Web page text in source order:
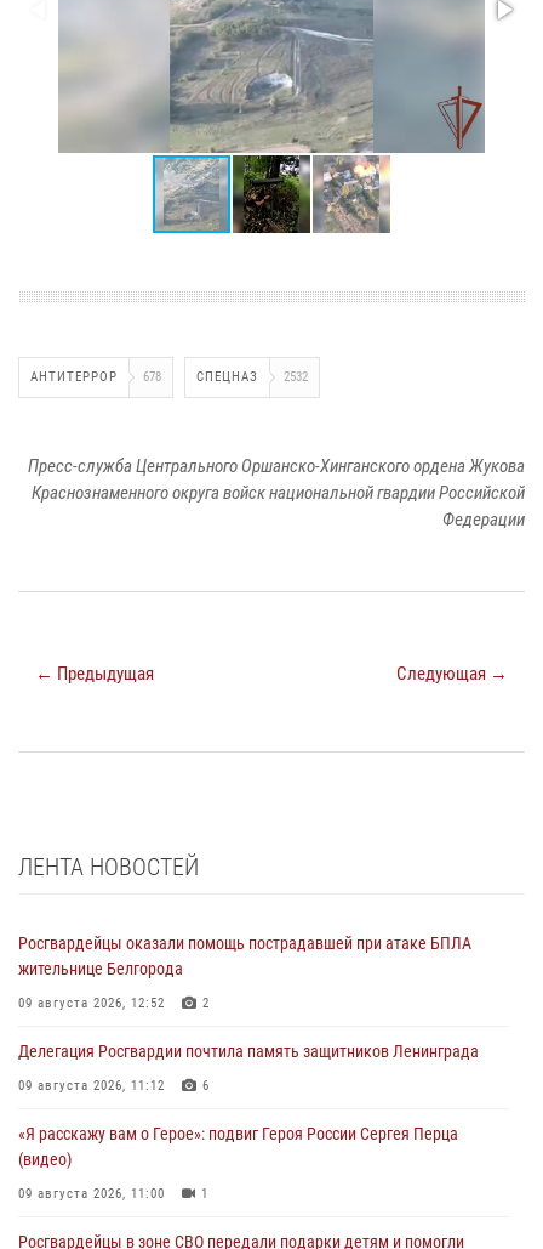
АНТИТЕРРОР 678 СПЕЦНАЗ 2532
Пресс-служба Центрального Оршанско-Хинганского ордена Жукова
Краснознаменного округа войск национальной гвардии Российской
Федерации
← Предыдущая Следующая →
ЛЕНТА НОВОСТЕЙ
Росгвардейцы оказали помощь пострадавшей при атаке БПЛА
жительнице Белгорода
09 августа 2026, 12:52 2
Делегация Росгвардии почтила память защитников Ленинграда
09 августа 2026, 11:12 6
«Я расскажу вам о Герое»: подвиг Героя России Сергея Перца
(видео)
09 августа 2026, 11:00 1
Росгвардейцы в зоне СВО передали подарки детям и помогли